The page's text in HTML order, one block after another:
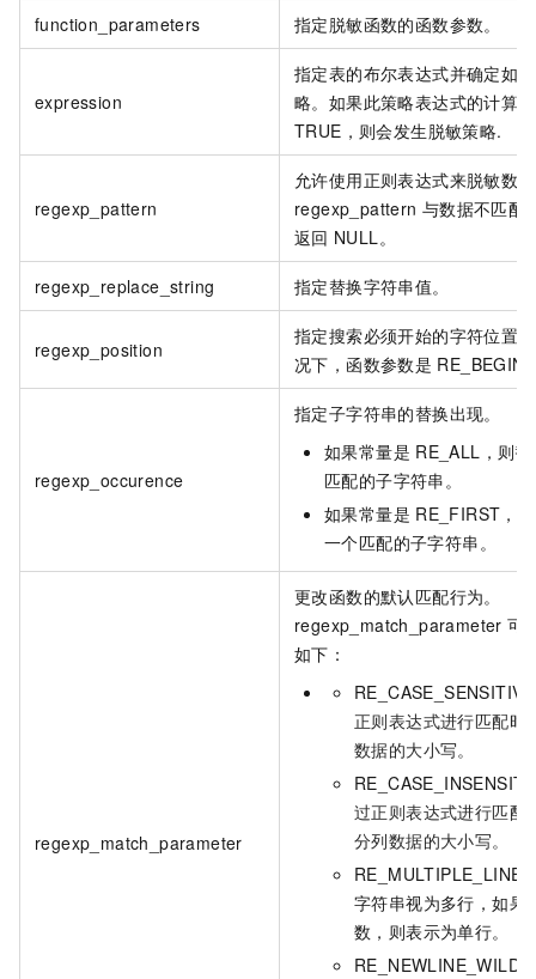
function_parameters 指定脱敏函数的函数参数。
expression
指定表的布尔表达式并确定如
略。如果此策略表达式的计算
TRUE，则会发生脱敏策略.
regexp_pattern
允许使用正则表达式来脱敏数
regexp_pattern 与数据不匹配
返回 NULL。
regexp_replace_string 指定替换字符串值。
regexp_position
指定搜索必须开始的字符位置
况下，函数参数是
regexp_occurence
指定子字符串的替换出现。
如果常量是 RE_ALL，则
匹配的子字符串。
如果常量是 RE_FIRST，
一个匹配的子字符串。
regexp_match_parameter
更改函数的默认匹配行为。
regexp_match_parameter 可
如下：
正则表达式进行匹配时
数据的大小写。
过正则表达式进行匹配
分列数据的大小写。
字符串视为多行，如果
数，则表示为单行。